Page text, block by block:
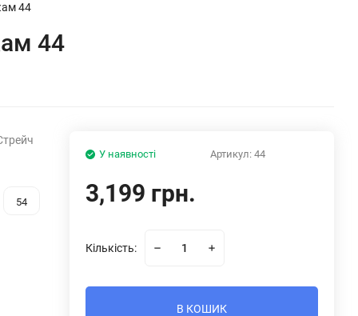
44
44
54
Артикул: 44
У наявності
3,199 грн.
Кількість:
В КОШИК